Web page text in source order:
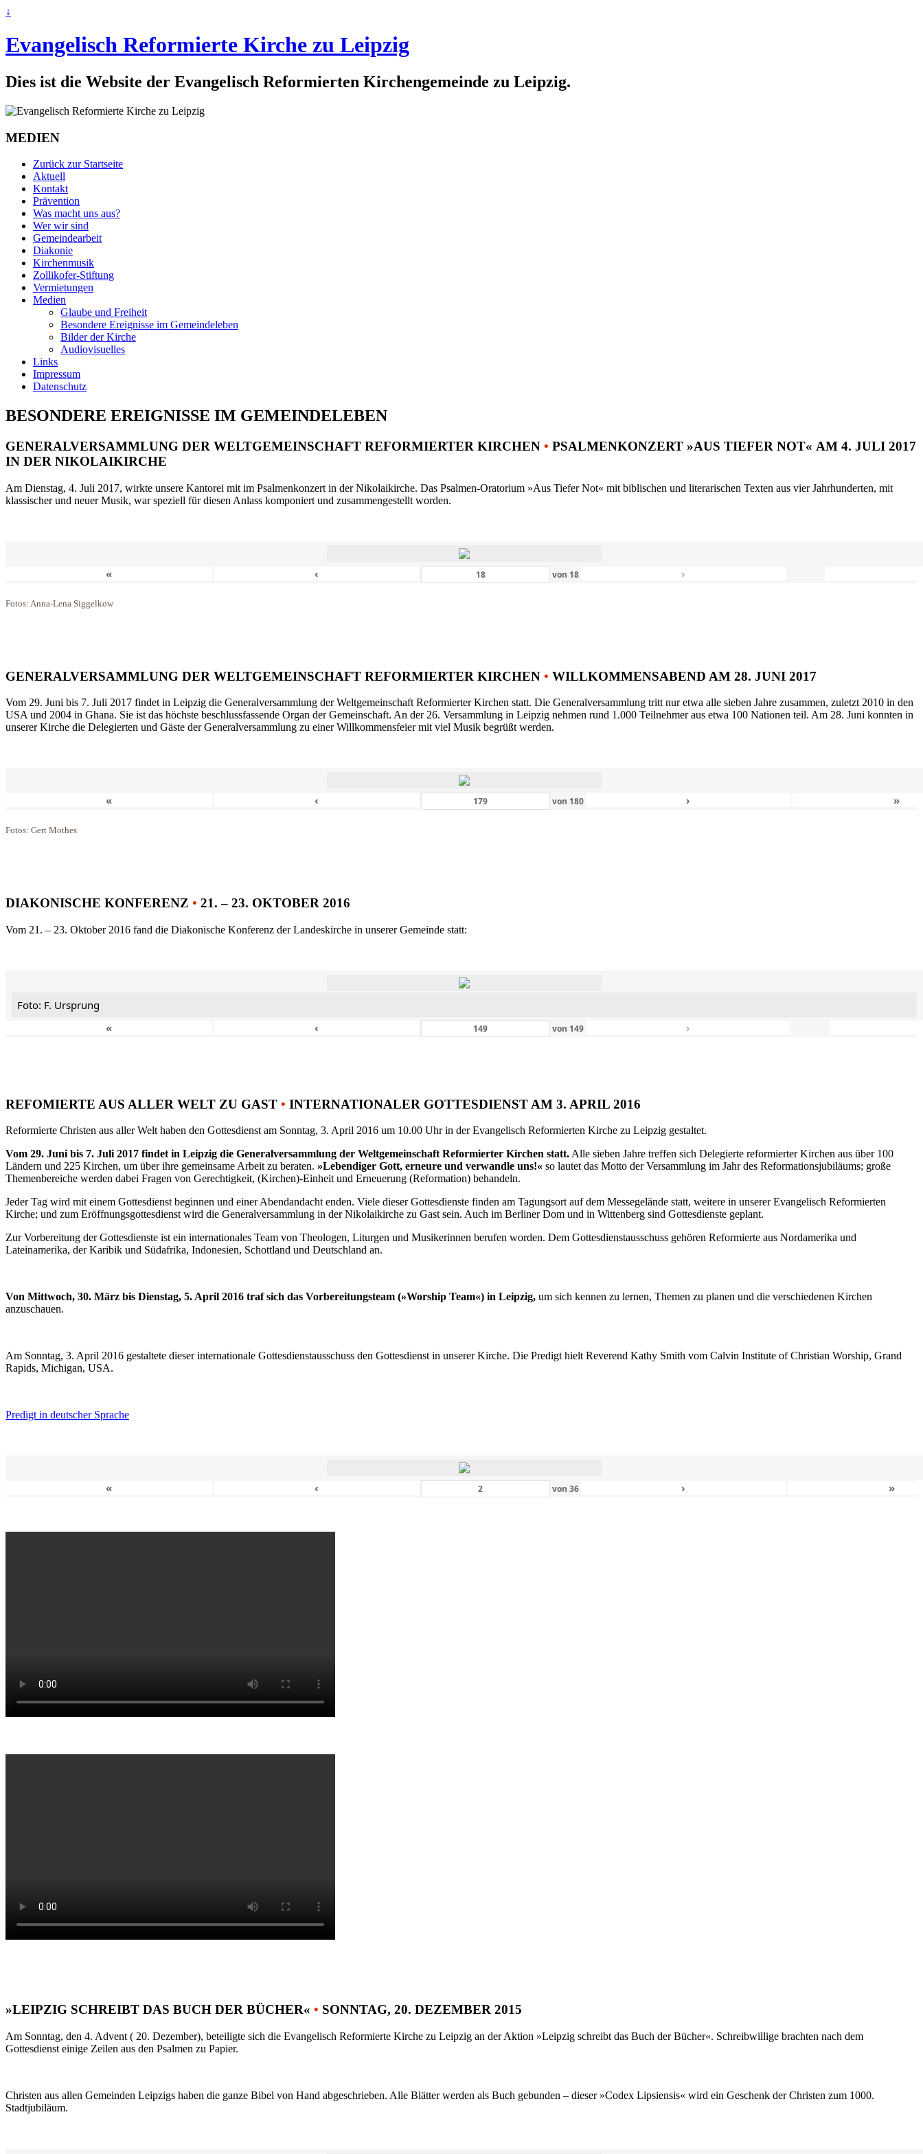
↓
Evangelisch Reformierte Kirche zu Leipzig
Dies ist die Website der Evangelisch Reformierten Kirchengemeinde zu Leipzig.
MEDIEN
Zurück zur Startseite
Aktuell
Kontakt
Prävention
Was macht uns aus?
Wer wir sind
Gemeindearbeit
Diakonie
Kirchenmusik
Zollikofer-Stiftung
Vermietungen
Medien
Glaube und Freiheit
Besondere Ereignisse im Gemeindeleben
Bilder der Kirche
Audiovisuelles
Links
Impressum
Datenschutz
BESONDERE EREIGNISSE IM GEMEINDELEBEN
GENERALVERSAMMLUNG DER WELTGEMEINSCHAFT REFORMIERTER KIRCHEN • PSALMENKONZERT »AUS TIEFER NOT« AM 4. JULI 2017
IN DER NIKOLAIKIRCHE
Am Dienstag, 4. Juli 2017, wirkte unsere Kantorei mit im Psalmenkonzert in der Nikolaikirche. Das Psalmen-Oratorium »Aus Tiefer Not« mit biblischen und literarischen Texten aus vier Jahrhunderten, mit
klassischer und neuer Musik, war speziell für diesen Anlass komponiert und zusammengestellt worden.
« ‹ von 18 ›
Fotos: Anna-Lena Siggelkow
GENERALVERSAMMLUNG DER WELTGEMEINSCHAFT REFORMIERTER KIRCHEN • WILLKOMMENSABEND AM 28. JUNI 2017
Vom 29. Juni bis 7. Juli 2017 findet in Leipzig die Generalversammlung der Weltgemeinschaft Reformierter Kirchen statt. Die Generalversammlung tritt nur etwa alle sieben Jahre zusammen, zuletzt 2010 in den
USA und 2004 in Ghana. Sie ist das höchste beschlussfassende Organ der Gemeinschaft. An der 26. Versammlung in Leipzig nehmen rund 1.000 Teilnehmer aus etwa 100 Nationen teil. Am 28. Juni konnten in
unserer Kirche die Delegierten und Gäste der Generalversammlung zu einer Willkommensfeier mit viel Musik begrüßt werden.
« ‹ von 180 › »
Fotos: Gert Mothes
DIAKONISCHE KONFERENZ • 21. – 23. OKTOBER 2016
Vom 21. – 23. Oktober 2016 fand die Diakonische Konferenz der Landeskirche in unserer Gemeinde statt:
Foto: F. Ursprung
«
‹ von 149 ›
REFOMIERTE AUS ALLER WELT ZU GAST • INTERNATIONALER GOTTESDIENST AM 3. APRIL 2016
Reformierte Christen aus aller Welt haben den Gottesdienst am Sonntag, 3. April 2016 um 10.00 Uhr in der Evangelisch Reformierten Kirche zu Leipzig gestaltet.
Vom 29. Juni bis 7. Juli 2017 findet in Leipzig die Generalversammlung der Weltgemeinschaft Reformierter Kirchen statt.Alle sieben Jahre treffen sich Delegierte reformierter Kirchen aus über 100
Ländern und 225 Kirchen, um über ihre gemeinsame Arbeit zu beraten. »Lebendiger Gott, erneure und verwandle uns!« so lautet das Motto der Versammlung im Jahr des Reformationsjubiläums; große
Themenbereiche werden dabei Fragen von Gerechtigkeit, (Kirchen)-Einheit und Erneuerung (Reformation) behandeln.
Jeder Tag wird mit einem Gottesdienst beginnen und einer Abendandacht enden. Viele dieser Gottesdienste finden am Tagungsort auf dem Messegelände statt, weitere in unserer Evangelisch Reformierten
Kirche; und zum Eröffnungsgottesdienst wird die Generalversammlung in der Nikolaikirche zu Gast sein. Auch im Berliner Dom und in Wittenberg sind Gottesdienste geplant.
Zur Vorbereitung der Gottesdienste ist ein internationales Team von Theologen, Liturgen und Musikerinnen berufen worden. Dem Gottesdienstausschuss gehören Reformierte aus Nordamerika und
Lateinamerika, der Karibik und Südafrika, Indonesien, Schottland und Deutschland an.
Von Mittwoch, 30. März bis Dienstag, 5. April 2016 traf sich das Vorbereitungsteam (»Worship Team«) in Leipzig, um sich kennen zu lernen, Themen zu planen und die verschiedenen Kirchen
anzuschauen.
Am Sonntag, 3. April 2016 gestaltete dieser internationale Gottesdienstausschuss den Gottesdienst in unserer Kirche. Die Predigt hielt Reverend Kathy Smith vom Calvin Institute of Christian Worship, Grand
Rapids, Michigan, USA.
Predigt in deutscher Sprache
« ‹ von36 › »
»LEIPZIG SCHREIBT DAS BUCH DER BÜCHER« • SONNTAG, 20. DEZEMBER 2015
Am Sonntag, den 4. Advent ( 20. Dezember), beteiligte sich die Evangelisch Reformierte Kirche zu Leipzig an der Aktion »Leipzig schreibt das Buch der Bücher«. Schreibwillige brachten nach dem
Gottesdienst einige Zeilen aus den Psalmen zu Papier.
Christen aus allen Gemeinden Leipzigs haben die ganze Bibel von Hand abgeschrieben. Alle Blätter werden als Buch gebunden – dieser »Codex Lipsiensis« wird ein Geschenk der Christen zum 1000.
Stadtjubiläum.